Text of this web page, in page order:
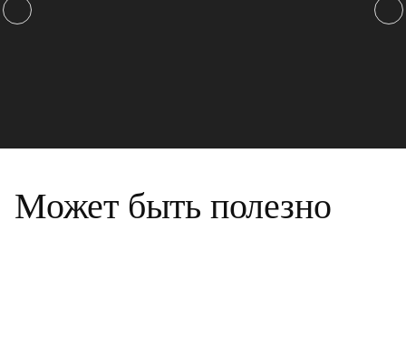
Может быть полезно